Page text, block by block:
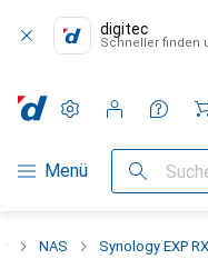
digitec
Schneller finden
Navigation nach
Menü Suche
Einstellungen
Kundenkonto
Vergleichslisten
Merklisten
Warenkorb
NAS Synology EXP